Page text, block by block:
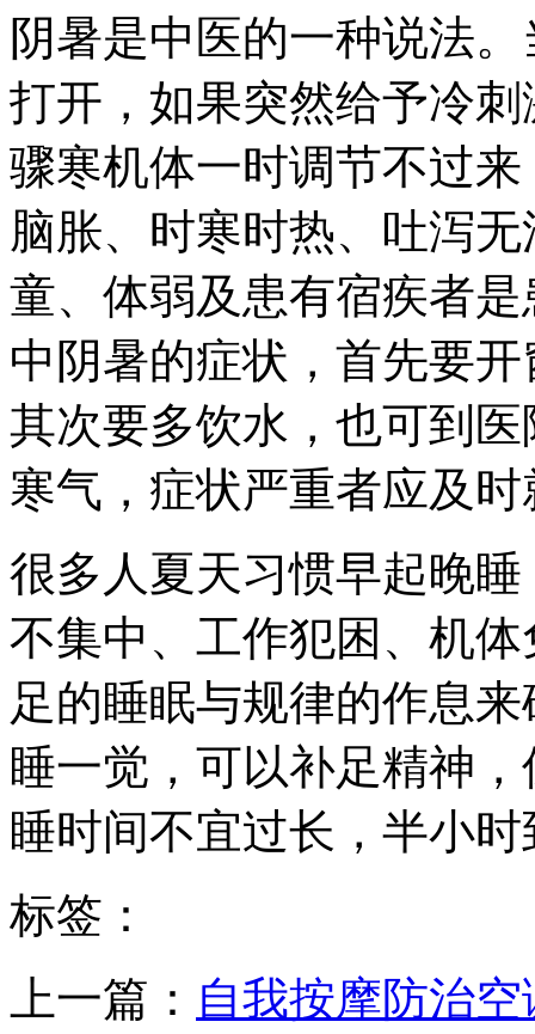
阴暑是中医的一种说法
打开，如果突然给予冷
骤寒机体一时调节不过
脑胀、时寒时热、吐泻
童、体弱及患有宿疾者
中阴暑的症状，首先要
其次要多饮水，也可到
寒气，症状严重者应及时
很多人夏天习惯早起晚
不集中、工作犯困、机
足的睡眠与规律的作息
睡一觉，可以补足精神
睡时间不宜过长，半小
标签：
上一篇： 自我按摩防治空